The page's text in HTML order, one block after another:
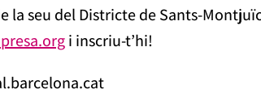
la seu del Districte de Sants-
i inscriu-t’hi!